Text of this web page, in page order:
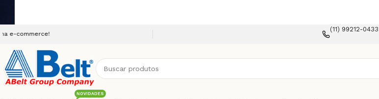
(11) 99212-
NOVIDADES